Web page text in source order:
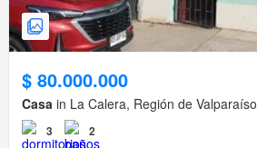
$ 80.000.000
Casa in La Calera, Región de Valparaíso
3 2